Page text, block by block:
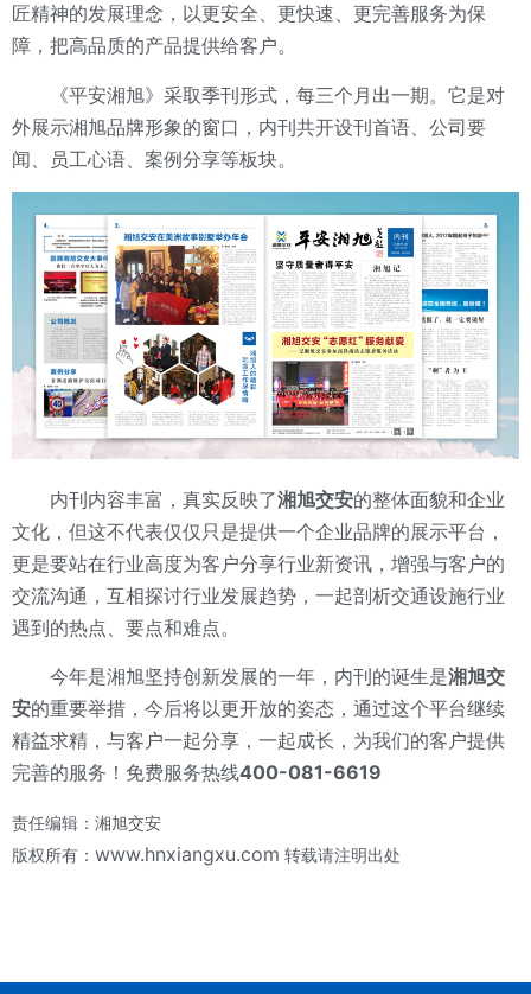
匠精神的发展理念，以更安全、更快速、更完善服务为保
障，把高品质的产品提供给客户。
《平安湘旭》采取季刊形式，每三个月出一期。它是对
外展示湘旭品牌形象的窗口，内刊共开设刊首语、公司要
闻、员工心语、案例分享等板块。
内刊内容丰富，真实反映了湘旭交安的整体面貌和企业
文化，但这不代表仅仅只是提供一个企业品牌的展示平台，
更是要站在行业高度为客户分享行业新资讯，增强与客户的
交流沟通，互相探讨行业发展趋势，一起剖析交通设施行业
遇到的热点、要点和难点。
今年是湘旭坚持创新发展的一年，内刊的诞生是湘旭交
安的重要举措，今后将以更开放的姿态，通过这个平台继续
精益求精，与客户一起分享，一起成长，为我们的客户提供
完善的服务！免费服务热线400-081-6619
责任编辑：湘旭交安
版权所有： www.hnxiangxu.com 转载请注明出处